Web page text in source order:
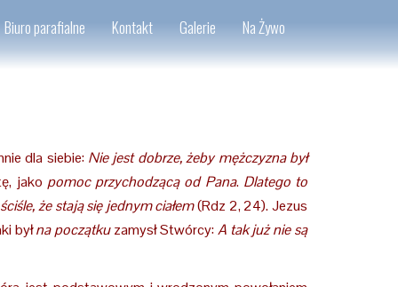
Biuro parafialne Kontakt Galerie Na Żywo
dla siebie: Nie jest dobrze, żeby mężczyzna był
jako pomoc przychodzącą od Pana. Dlatego to
że stają się jednym ciałem(Rdz 2, 24). Jezus
byłna początkuzamysł Stwórcy:A tak już nie są